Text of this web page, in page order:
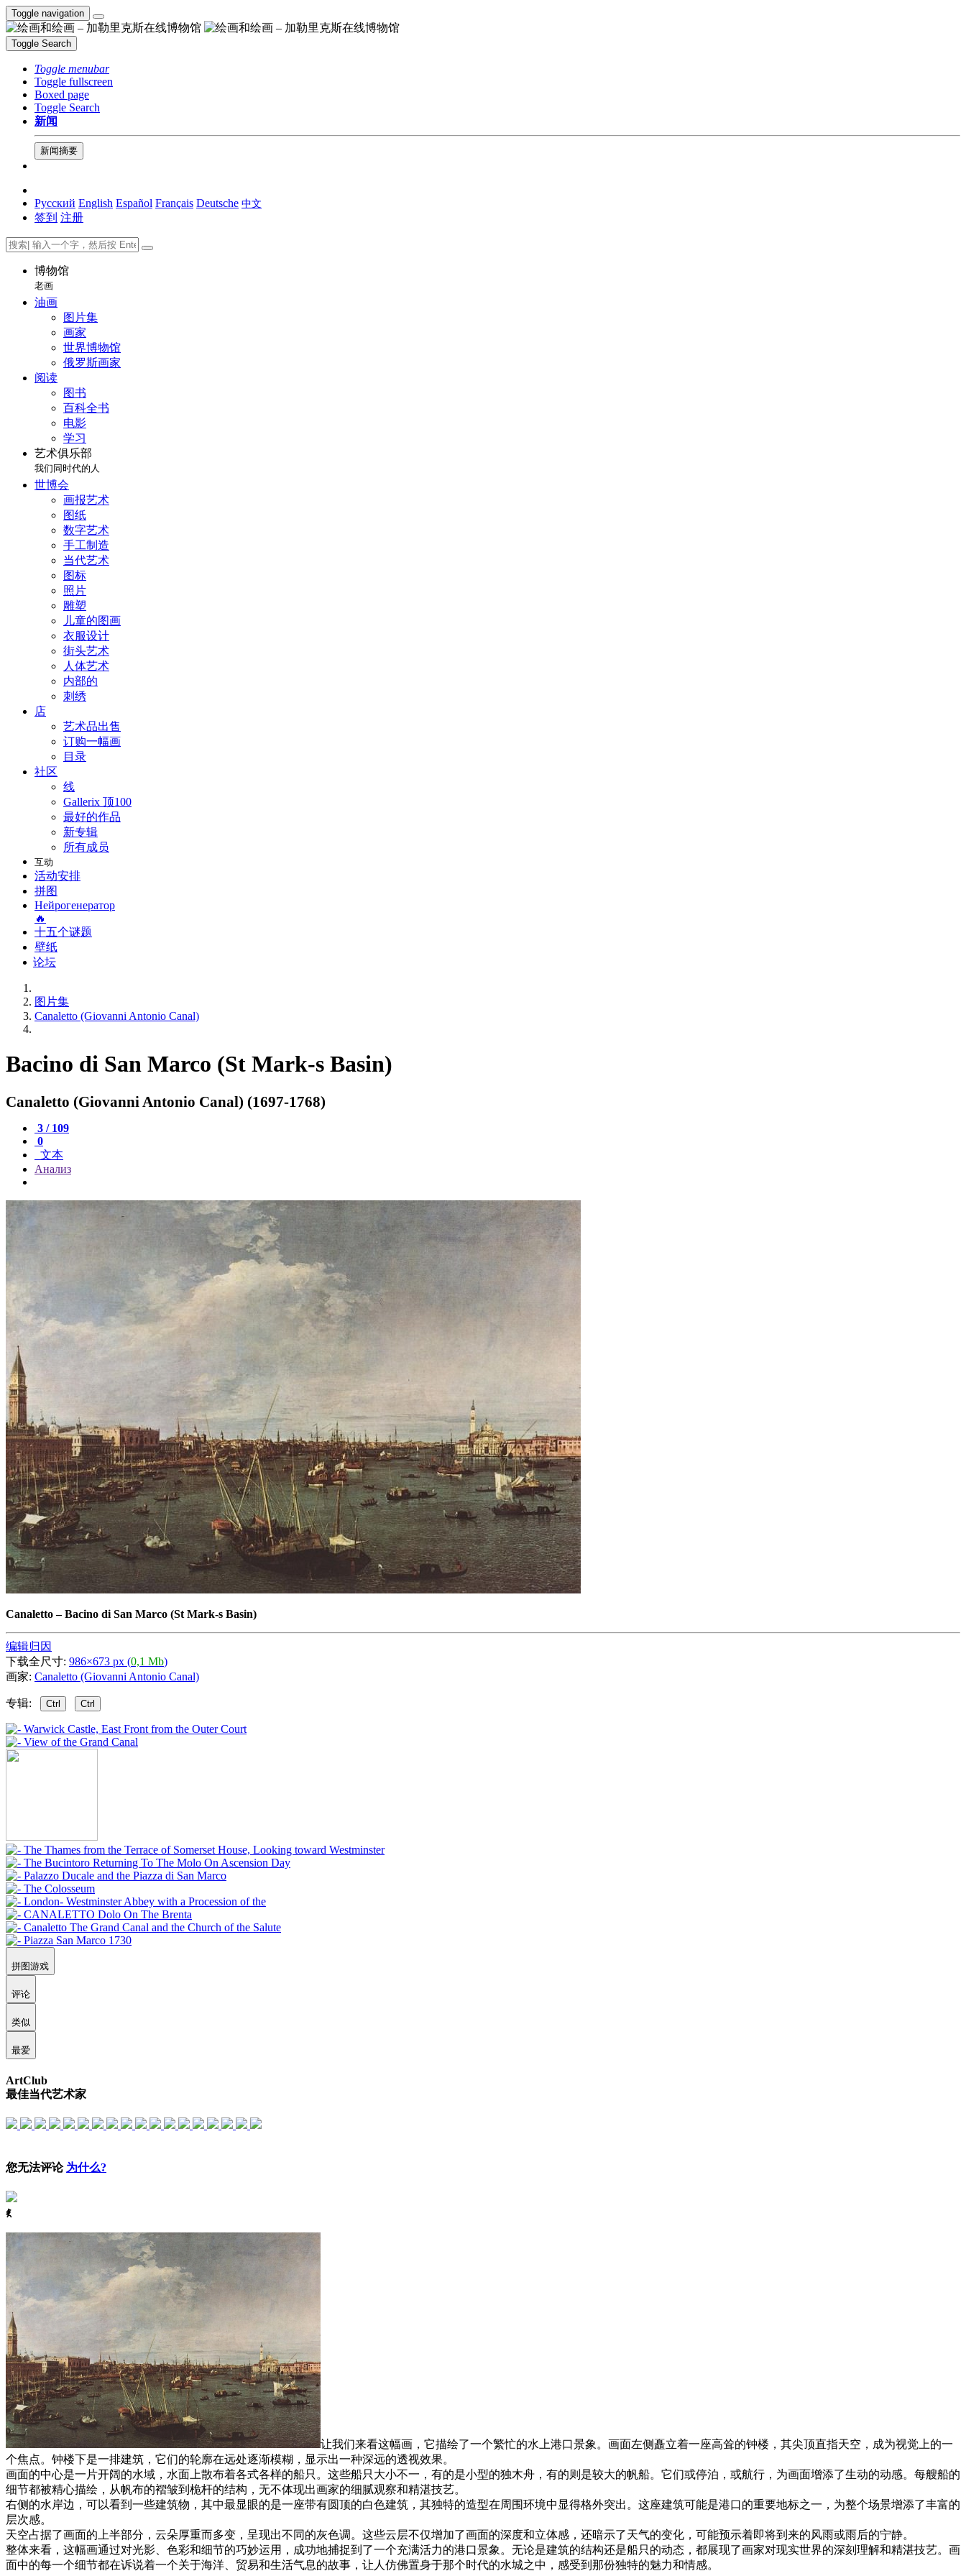
Toggle navigation
Toggle Search
Toggle menubar
Toggle fullscreen
Boxed page
Toggle Search
新闻
新闻摘要
Русский English Español Français Deutsche 中文
签到 注册
博物馆
老画
油画
图片集
画家
世界博物馆
俄罗斯画家
阅读
图书
百科全书
电影
学习
艺术俱乐部
我们同时代的人
世博会
画报艺术
图纸
数字艺术
手工制造
当代艺术
图标
照片
雕塑
儿童的图画
衣服设计
街头艺术
人体艺术
内部的
刺绣
店
艺术品出售
订购一幅画
目录
社区
线
Gallerix 顶100
最好的作品
新专辑
所有成员
互动
活动安排
拼图
Нейрогенератор
🔥
十五个谜题
壁纸
论坛
图片集
Canaletto (Giovanni Antonio Canal)
Bacino di San Marco (St Mark-s Basin)
Canaletto (Giovanni Antonio Canal) (1697-1768)
3 / 109
0
文本
Анализ
Canaletto–Bacino di San Marco (St Mark-s Basin)
编辑归因
下载全尺寸: 986×673 px (0,1 Mb)
画家: Canaletto (Giovanni Antonio Canal)
专辑: Ctrl Ctrl
拼图游戏
评论
类似
最爱
ArtClub
最佳当代艺术家
您无法评论 为什么?
ꈅ
让我们来看这幅画，它描绘了一个繁忙的水上港口景象。画面左侧矗立着一座高耸的钟楼，其尖顶直指天空，成为视觉上的一
个焦点。钟楼下是一排建筑，它们的轮廓在远处逐渐模糊，显示出一种深远的透视效果。
画面的中心是一片开阔的水域，水面上散布着各式各样的船只。这些船只大小不一，有的是小型的独木舟，有的则是较大的帆船。它们或停泊，或航行，为画面增添了生动的动感。每艘船的
细节都被精心描绘，从帆布的褶皱到桅杆的结构，无不体现出画家的细腻观察和精湛技艺。
右侧的水岸边，可以看到一些建筑物，其中最显眼的是一座带有圆顶的白色建筑，其独特的造型在周围环境中显得格外突出。这座建筑可能是港口的重要地标之一，为整个场景增添了丰富的
层次感。
天空占据了画面的上半部分，云朵厚重而多变，呈现出不同的灰色调。这些云层不仅增加了画面的深度和立体感，还暗示了天气的变化，可能预示着即将到来的风雨或雨后的宁静。
整体来看，这幅画通过对光影、色彩和细节的巧妙运用，成功地捕捉到了一个充满活力的港口景象。无论是建筑的结构还是船只的动态，都展现了画家对现实世界的深刻理解和精湛技艺。画
面中的每一个细节都在诉说着一个关于海洋、贸易和生活气息的故事，让人仿佛置身于那个时代的水城之中，感受到那份独特的魅力和情感。